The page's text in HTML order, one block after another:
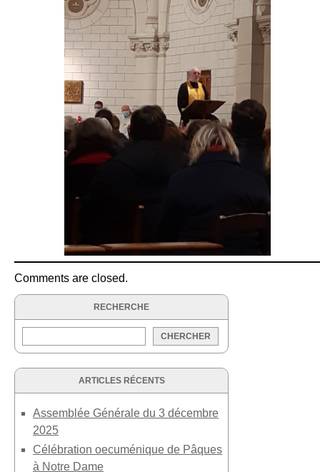
Comments are closed.
RECHERCHE
ARTICLES RÉCENTS
Assemblée Générale du 3 décembre
2025
Célébration oecuménique de Pâques
à Notre Dame